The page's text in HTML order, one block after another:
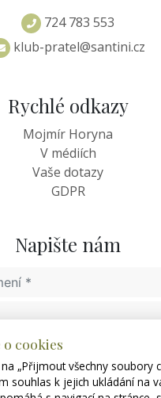
cookies
„Přijmout všechny soubory
souhlas k jejich ukládání na
724 783 553
klub-pratel@santini.cz
Rychlé odkazy
Mojmír Horyna
V médiích
Vaše dotazy
GDPR
Napište nám